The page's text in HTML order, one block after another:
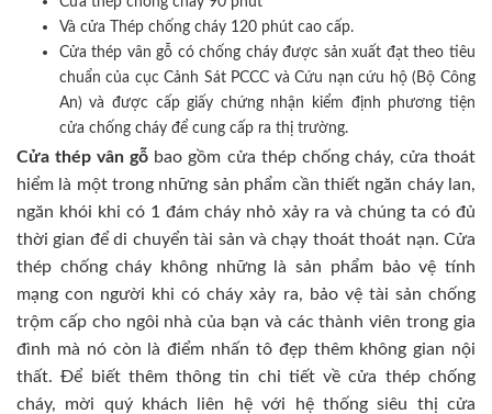
Và cửa Thép chống cháy 120 phút cao cấp.
Cửa thép vân gỗ có chống cháy được sản xuất đạt theo tiêu
chuẩn của cục Cảnh Sát PCCC và Cứu nạn cứu hộ (Bộ Công
An) và được cấp giấy chứng nhận kiểm định phương tiện
cửa chống cháy để cung cấp ra thị trường.
Cửa thép vân gỗ bao gồm cửa thép chống cháy, cửa thoát
hiểm là một trong những sản phẩm cần thiết ngăn cháy lan,
ngăn khói khi có 1 đám cháy nhỏ xảy ra và chúng ta có đủ
thời gian để di chuyển tài sản và chạy thoát thoát nạn. Cửa
thép chống cháy không những là sản phẩm bảo vệ tính
mạng con người khi có cháy xảy ra, bảo vệ tài sản chống
trộm cấp cho ngôi nhà của bạn và các thành viên trong gia
đình mà nó còn là điểm nhấn tô đẹp thêm không gian nội
thất. Để biết thêm thông tin chi tiết về cửa thép chống
cháy, mời quý khách liên hệ với hệ thống siêu thị cửa